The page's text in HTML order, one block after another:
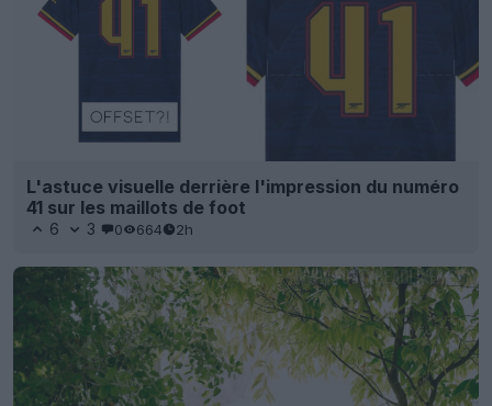
L'astuce visuelle derrière l'impression du numéro
41 sur les maillots de foot
6 3 0 664 2h